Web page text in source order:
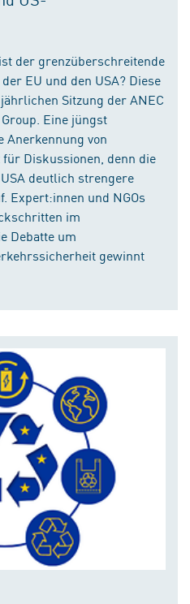
der grenzüberschreitende
EU und den USA? Diese
Sitzung der ANEC
Eine jüngst
Anerkennung von
Diskussionen, denn die
deutlich strengere
Expert:innen und NGOs
im
Debatte um
gewinnt